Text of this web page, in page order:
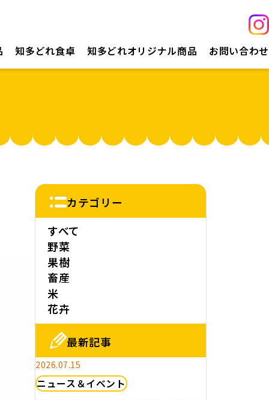
知多どれ食卓 知多どれオリジナル商品 お問い合わせ
カテゴリー
すべて
野菜
果樹
畜産
米
花卉
最新記事
2026.07.15
ニュース＆イベント